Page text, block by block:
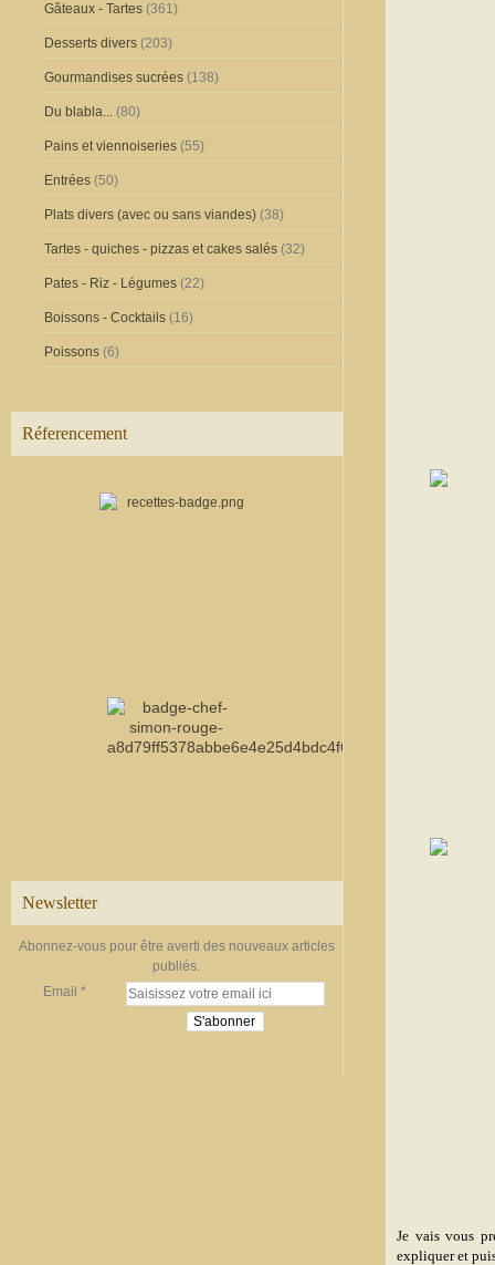
Gâteaux - Tartes (361)
Desserts divers (203)
Gourmandises sucrées (138)
Du blabla... (80)
Pains et viennoiseries (55)
Entrées (50)
Plats divers (avec ou sans viandes) (38)
Tartes - quiches - pizzas et cakes salés (32)
Pates - Riz - Légumes (22)
Boissons - Cocktails (16)
Poissons (6)
Réferencement
Newsletter
Abonnez-vous pour être averti des nouveaux articles
publiés.
Email
Je vais vous
expliquer et